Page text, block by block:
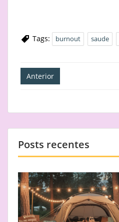
Tags: burnout saude
Navegação
de
Anterior
Posts recentes